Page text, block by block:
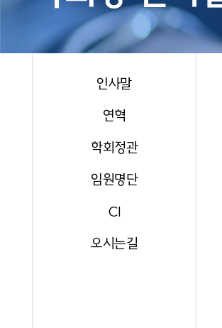
인사말
연혁
학회정관
임원명단
CI
오시는길